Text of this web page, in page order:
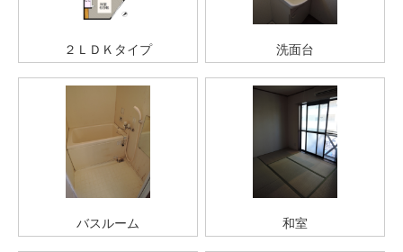
２ＬＤＫタイプ 洗面台
バスルーム 和室